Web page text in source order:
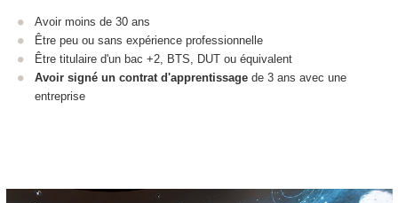
Avoir moins de 30 ans
Être peu ou sans expérience professionnelle
Être titulaire d'un bac +2, BTS, DUT ou équivalent
Avoir signé un contrat d'apprentissage de 3 ans avec une
entreprise